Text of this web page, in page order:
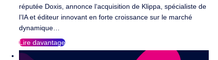
réputée Doxis, annonce l‘acquisition de Klippa, spécialiste de
l’IA et éditeur innovant en forte croissance sur le marché
dynamique…
Lire davantage